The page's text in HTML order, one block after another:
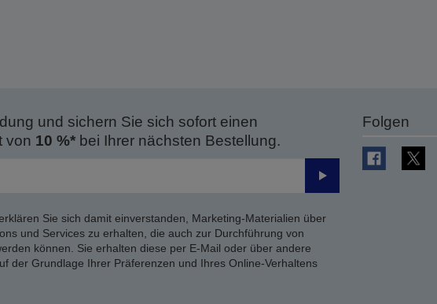
und sichern Sie sich sofort einen
von 10 %*bei Ihrer nächsten Bestellung.
Senden
Sie sich damit einverstanden, Marketing-Materialien über
und Services zu erhalten, die auch zur Durchführung von
können. Sie erhalten diese per E-Mail oder über andere
der Grundlage Ihrer Präferenzen und Ihres Online-Verhaltens
Folgen